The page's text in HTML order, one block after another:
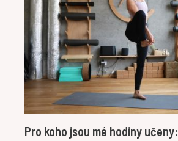
Pro koho jsou mé hodiny učeny: